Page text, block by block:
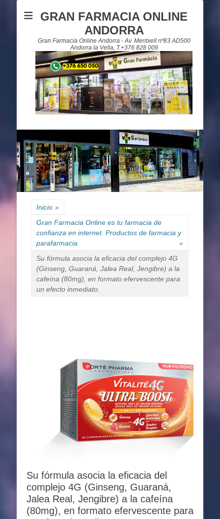
GRAN FARMACIA ONLINE
ANDORRA
Gran Farmacia Online Andorra - Av. Meritxell nº83 AD500
Andorra la Vella, T.+376 828 009
Inicio »
Gran Farmacia Online es tu farmacia de
confianza en internet. Productos de farmacia y
parafarmacia
»
Su fórmula asocia la eficacia del complejo 4G
(Ginseng, Guaraná, Jalea Real, Jengibre) a la
cafeína (80mg), en formato efervescente para
un efecto inmediato.
Su fórmula asocia la eficacia del
complejo 4G (Ginseng, Guaraná,
Jalea Real, Jengibre) a la cafeína
(80mg), en formato efervescente para